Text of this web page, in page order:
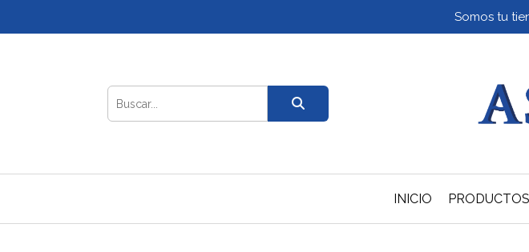
Somos tu
INICIO PRODUCTOS